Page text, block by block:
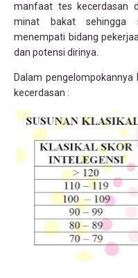
manfaat tes kecerdasan
minat bakat sehingga
menempati bidang
dan potensi dirinya.
Dalam
kecerdasan :